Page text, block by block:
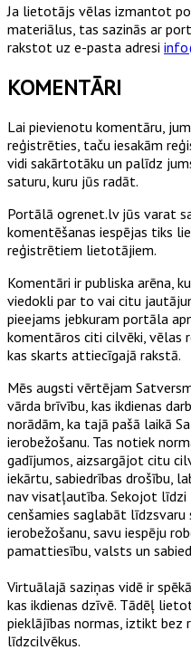
Ja lietotājs vēlas izmantot
materiālus, tas sazinās ar
rakstot uz e-pasta adresi
KOMENTĀRI
Lai pievienotu komentāru,
reģistrēties, taču iesakām
vidi sakārtotāku un palīdz
saturu, kuru jūs radāt.
Portālā ogrenet.lv jūs varat
komentēšanas iespējas tiks
reģistrētiem lietotājiem.
Komentāri ir publiska arēna,
viedokli par to vai citu
pieejams jebkuram portāla
komentāros citi cilvēki, vēlas
kas skarts attiecīgajā rakstā.
Mēs augsti vērtējam
vārda brīvību, kas ikdienas
norādām, ka tajā pašā laikā
ierobežošanu. Tas notiek
gadījumos, aizsargājot citu
iekārtu, sabiedrības drošību,
nav visatļautība. Sekojot
cenšamies saglabāt
ierobežošanu, savu iespēju
pamattiesību, valsts un
Virtuālajā saziņas vidē ir
kas ikdienas dzīvē. Tādēļ
pieklājības normas, iztikt bez
līdzcilvēkus.